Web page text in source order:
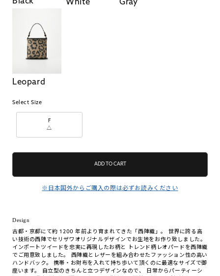
White Gray
Leopard
Select Size
F
△
ADD TO CART
※日本国外からご購入の際は必ずお読みください
Design
古都・京都にて約 1200 年前より育まれてきた「西陣織」。 世界に誇る高
い技術の西陣でセリザワオリジナルデザインでお生地をお作り致しました。
インポートツイードを忠実に再現したお柄と トレンド柄レオパードを西陣織
でご用意致しました。 西陣織とレザーを組み合わせたファッション性の高い
ハンドバック。 携帯・お財布を入れて持ち歩いて頂くのに最適なサイズで御
座います。 自立型のきちんと立つデザインなので、 日常からパーティーシ